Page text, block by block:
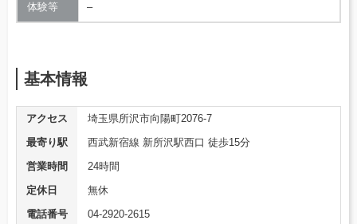
体験等 –
基本情報
アクセス
埼玉県所沢市向陽町2076-7
最寄り駅
西武新宿線 新所沢駅西口 徒歩15分
営業時間
24時間
定休日
無休
電話番号
04-2920-2615